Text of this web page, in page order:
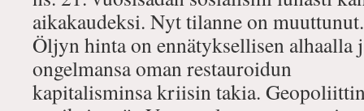
aikakaudeksi. Nyt tilanne on muuttunut.
Öljyn hinta on ennätyksellisen alhaalla
ongelmansa oman restauroidun
kapitalisminsa kriisin takia.